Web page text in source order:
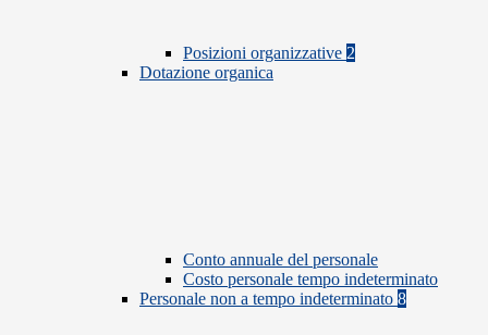
Posizioni organizzative 2
Dotazione organica
Conto annuale del personale
Costo personale tempo indeterminato
Personale non a tempo indeterminato 8